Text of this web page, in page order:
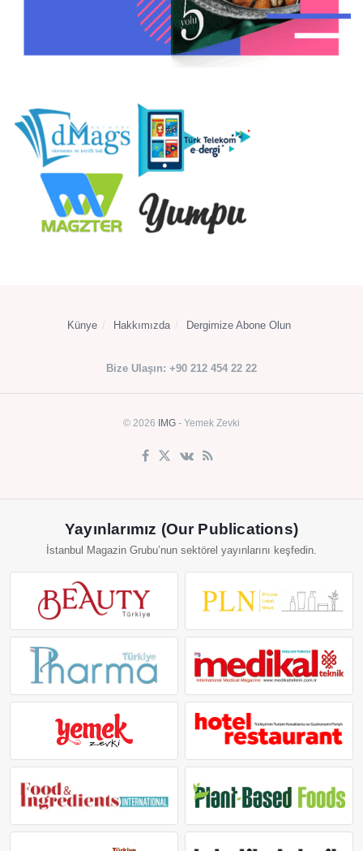
Künye Hakkımızda Dergimize Abone Olun
Bize Ulaşın: +90 212 454 22 22
© 2026 IMG - Yemek Zevki
Yayınlarımız (Our Publications)
İstanbul Magazin Grubu’nun sektörel yayınlarını keşfedin.